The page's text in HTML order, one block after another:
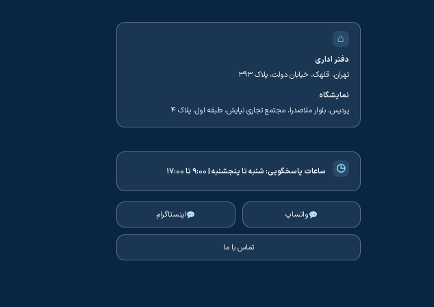
⌂
دفتر اداری
تهران، قلهک، خیابان دولت، پلاک ۳۹۳
نمایشگاه
پردیس، بلوار ملاصدرا، مجتمع تجاری نیایش، طبقه اول، پلاک ۴
◷ ساعات پاسخگویی:شنبه تا پنجشنبه | ۹:۰۰ تا ۱۷:۰۰
واتساپ اینستاگرام
تماس با ما